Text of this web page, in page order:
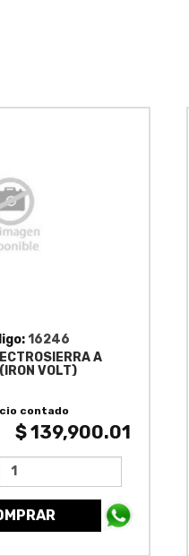
16246
A
VOLT)
contado
$ 139,900.01